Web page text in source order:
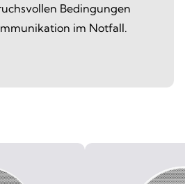
Bedingungen
im Notfall.